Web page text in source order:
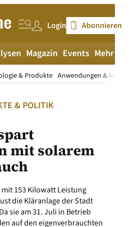
Login Abonnieren
& Produkte Anwendungen &
Magazin Events Mehr
& POLITIK
mit solarem
153 Kilowatt Leistung
die Kläranlage der Stadt
sie am 31. Juli in Betrieb
auf den eigenverbrauchten